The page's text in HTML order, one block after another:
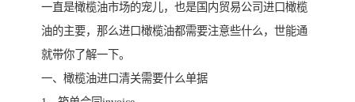
一直是橄榄油市场的宠儿，也是国内贸易公司进口橄榄
油的主要，那么进口橄榄油都需要注意些什么，世能通
就带你了解一下。
一、橄榄油进口清关需要什么单据